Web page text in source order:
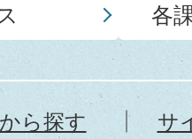
各
ら探す
サ